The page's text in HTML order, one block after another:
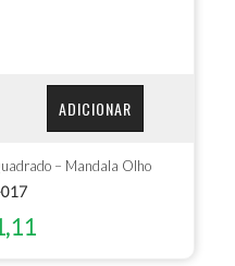
ADICIONAR
– Mandala Olho